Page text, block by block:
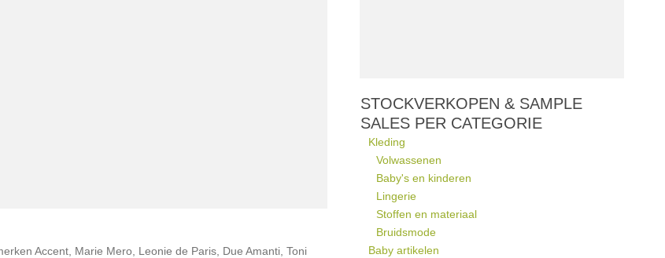
Accent, Marie Mero, Leonie de Paris, Due Amanti, Toni
STOCKVERKOPEN & SAMPLE
SALES PER CATEGORIE
Kleding
Volwassenen
Baby's en kinderen
Lingerie
Stoffen en materiaal
Bruidsmode
Baby artikelen